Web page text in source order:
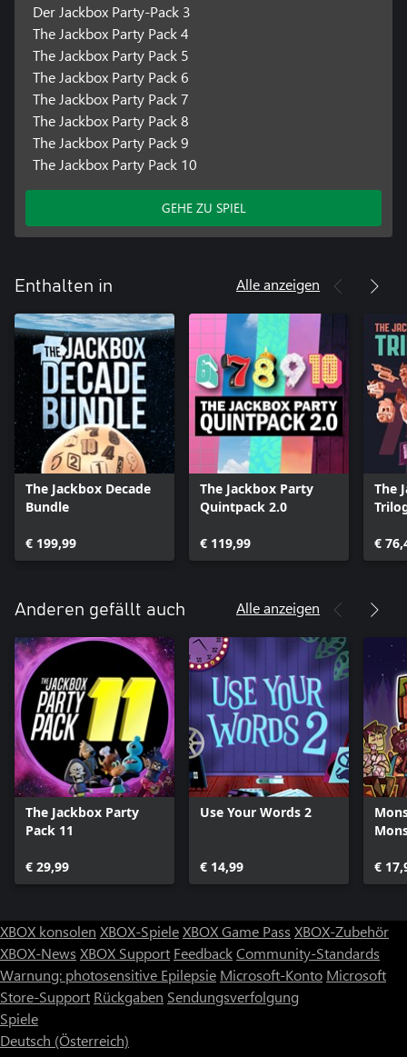
Der Jackbox Party-Pack 3
The Jackbox Party Pack 4
The Jackbox Party Pack 5
The Jackbox Party Pack 6
The Jackbox Party Pack 7
The Jackbox Party Pack 8
The Jackbox Party Pack 9
The Jackbox Party Pack 10
GEHE ZU SPIEL
Enthalten in Alle anzeigen
The Jackbox Decade
Bundle
€ 199,99
The Jackbox Party
Quintpack 2.0
€ 119,99
The
€
Anderen gefällt auch Alle anzeigen
The Jackbox Party
Pack 11
€ 29,99
Use Your Words 2
€ 14,99 €
XBOX konsolen XBOX-SpieleXBOX Game Pass XBOX-Zubehör
XBOX-News XBOX Support FeedbackCommunity-Standards
Warnung: photosensitive Epilepsie Microsoft-Konto Microsoft
Store-Support Rückgaben Sendungsverfolgung
Spiele
Deutsch (Österreich)